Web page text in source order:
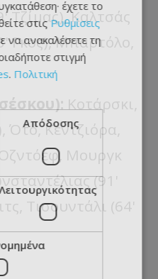
Τζίμας), Καλτσάς
Γκος), Μπαρτόλο,
Κοτάρσκι,
Κεντζιόρα,
Μουργκ
(91'
Τισουντάλι (64'
έχετε το
στιςΡυθμίσεις
να ανακαλέσετε τη
στιγμή
. Πολιτική
Απόδοσης